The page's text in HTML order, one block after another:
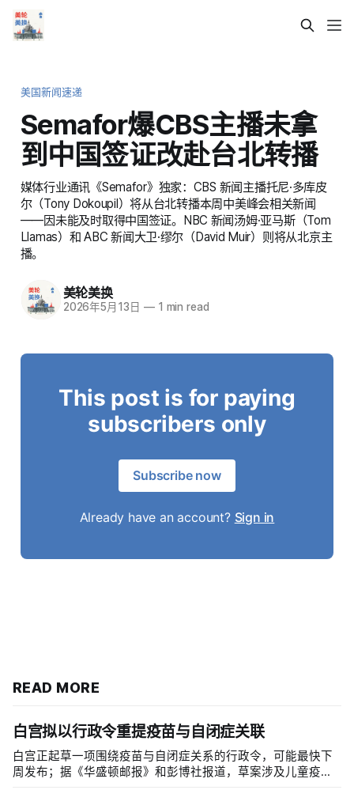
美国新闻速递
Semafor爆CBS主播未拿
到中国签证改赴台北转播
媒体行业通讯《Semafor》独家：CBS 新闻主播托尼·多库皮
尔（Tony Dokoupil）将从台北转播本周中美峰会相关新闻
——因未能及时取得中国签证。NBC 新闻汤姆·亚马斯（Tom
Llamas）和 ABC 新闻大卫·缪尔（David Muir）则将从北京主
播。
美轮美换
2026年5月13日 —1 min read
This post is for paying
subscribers only
Subscribe now
Already have an account? Sign in
READ MORE
白宫拟以行政令重提疫苗与自闭症关联
白宫正起草一项围绕疫苗与自闭症关系的行政令，可能最快下
周发布；据《华盛顿邮报》和彭博社报道，草案涉及儿童疫苗